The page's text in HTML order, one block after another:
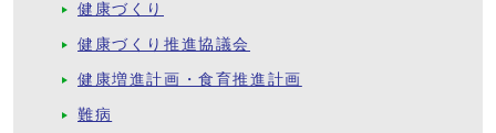
健康づくり
健康づくり推進協議会
健康増進計画・食育推進計画
難病